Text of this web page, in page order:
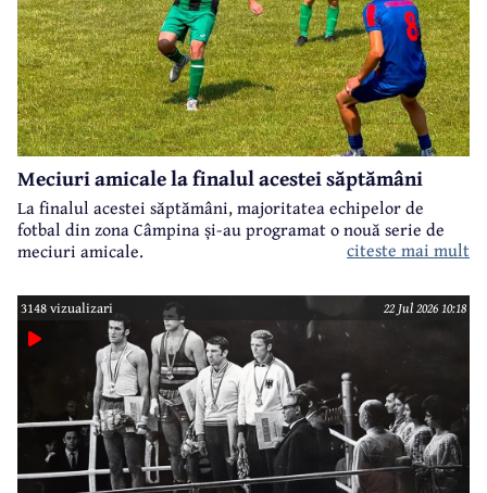
Meciuri amicale la finalul acestei săptămâni
La finalul acestei săptămâni, majoritatea echipelor de
fotbal din zona Câmpina și-au programat o nouă serie de
meciuri amicale.
citeste mai mult
3148 vizualizari 22 Jul 2026 10:18